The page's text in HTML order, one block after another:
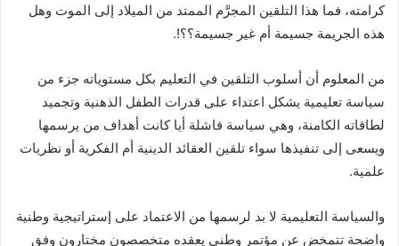
كرامته، فما هذا التلقين المجرَّم الممتد من الميلاد إلى الموت وهل
هذه الجريمة جسيمة أم غير جسيمة؟؟!.
من المعلوم أن أسلوب التلقين في التعليم بكل مستوياته جزء من
سياسة تعليمية يشكل اعتداء على قدرات الطفل الذهنية وتجميد
لطاقاته الكامنة، وهي سياسة فاشلة أيا كانت أهداف من يرسمها
ويسعى إلى تنفيذها سواء تلقين العقائد الدينية أم الفكرية أو نظريات
علمية.
والسياسة التعليمية لا بد لرسمها من الاعتماد على إستراتيجية وطنية
واضحة تتمخض عن مؤتمر وطني يعقده متخصصون مختارون وفق